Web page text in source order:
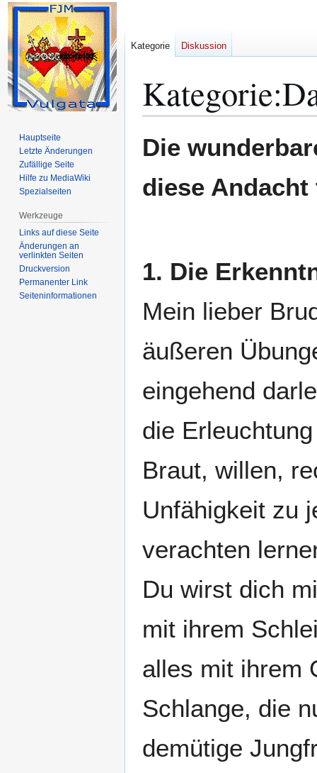
Kategorie:
Navigation
Suche
Die
diese
1. Die
Mein lieber
äußeren
eingehend
die
Braut, willen,
Unfähigkeit zu
verachten
Du wirst dich
mit ihrem
alles mit ihrem
Schlange, die
demütige
Kategorie Diskussion
Hauptseite
Letzte Änderungen
Zufällige Seite
Hilfe zu MediaWiki
Spezialseiten
Werkzeuge
Links auf diese Seite
Änderungen an
verlinkten Seiten
Druckversion
Permanenter Link
Seiten­­informationen